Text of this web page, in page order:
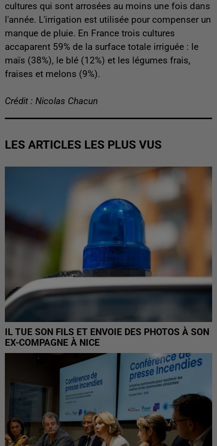
cultures qui sont arrosées au moins une fois dans
l'année. L'irrigation est utilisée pour compenser un
manque de pluie. En France trois cultures
accaparent 59% de la surface totale irriguée : le
maïs (38%), le blé (12%) et les légumes frais,
fraises et melons (9%).
Crédit : Nicolas Chacun
LES ARTICLES LES PLUS VUS
IL TUE SON FILS ET ENVOIE DES PHOTOS À SON
EX-COMPAGNE À NICE